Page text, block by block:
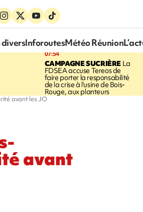
InforoutesMétéo Réunion
07:54
CAMPAGNE SUCRIÈRE La
FDSEA accuse Tereos de
faire porter la responsabilité
de la crise à l'usine de Bois-
Rouge, aux planteurs
avant les JO
avant